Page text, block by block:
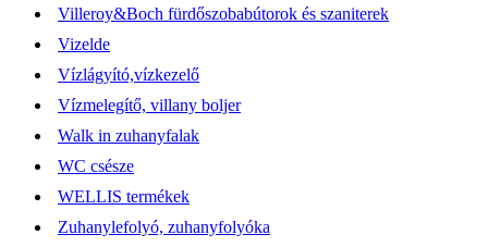
Villeroy&Boch fürdőszobabútorok és szaniterek
Vizelde
Vízlágyító,vízkezelő
Vízmelegítő, villany boljer
Walk in zuhanyfalak
WC csésze
WELLIS termékek
Zuhanylefolyó, zuhanyfolyóka